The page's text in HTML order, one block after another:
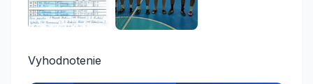
Vyhodnotenie